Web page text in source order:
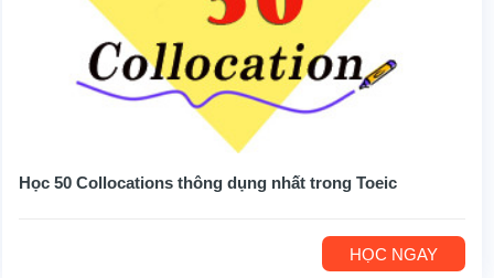
Học 50 Collocations thông dụng nhất trong Toeic
HỌC NGAY